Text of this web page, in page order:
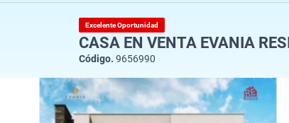
Excelente Oportunidad
CASA EN VENTA EVANIA
Código. 9656990